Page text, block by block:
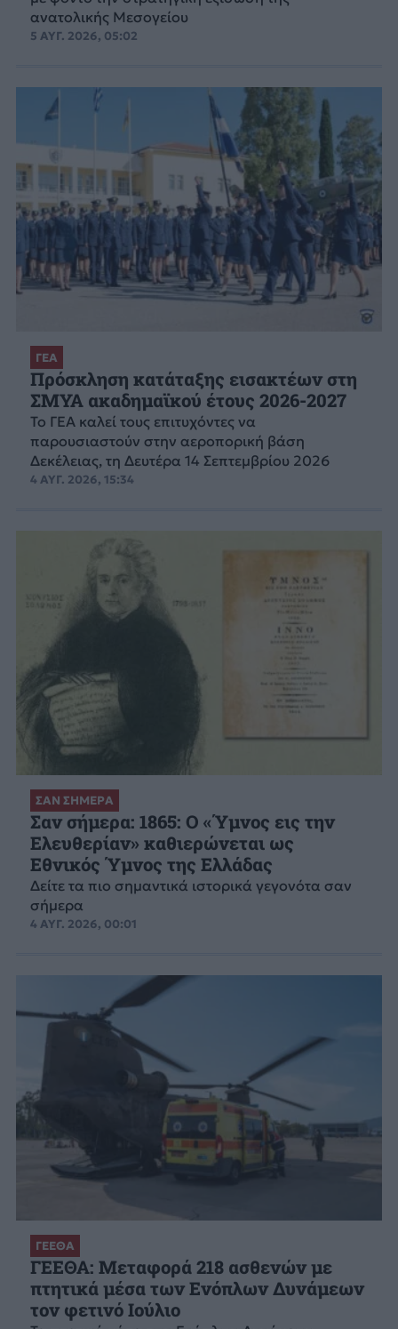
ανατολικής Μεσογείου
5 ΑΥΓ. 2026, 05:02
ΓΕΑ
Πρόσκληση κατάταξης εισακτέων στη
ΣΜΥΑ ακαδημαϊκού έτους 2026-2027
Το ΓΕΑ καλεί τους επιτυχόντες να
παρουσιαστούν στην αεροπορική βάση
Δεκέλειας, τη Δευτέρα 14 Σεπτεμβρίου 2026
4 ΑΥΓ. 2026, 15:34
ΣΑΝ ΣΗΜΕΡΑ
Σαν σήμερα: 1865: Ο «Ύμνος εις την
Ελευθερίαν» καθιερώνεται ως
Εθνικός Ύμνος της Ελλάδας
Δείτε τα πιο σημαντικά ιστορικά γεγονότα σαν
σήμερα
4 ΑΥΓ. 2026, 00:01
ΓΕΕΘΑ
ΓΕΕΘΑ: Μεταφορά 218 ασθενών με
πτητικά μέσα των Ενόπλων Δυνάμεων
τον φετινό Ιούλιο